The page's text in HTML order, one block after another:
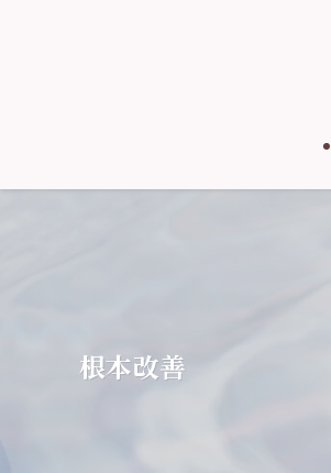
根本改善